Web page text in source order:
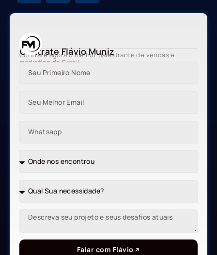
Contrate Flávio Muniz
Contrate agora o melhor palestrante de vendas e
marketing do Brasil
Falar com Flávio